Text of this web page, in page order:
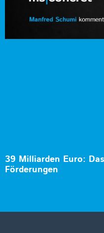
39 Milliarden Euro:
Förderungen